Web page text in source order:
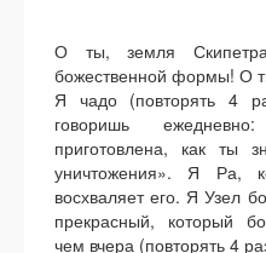
О ты, земля
божественной формы! О
Я чадо (повторять 4
говоришь
приготовлена, как ты
уничтожения». Я Ра,
восхваляет его. Я Узел
прекрасный, который
чем вчера (повторять 4